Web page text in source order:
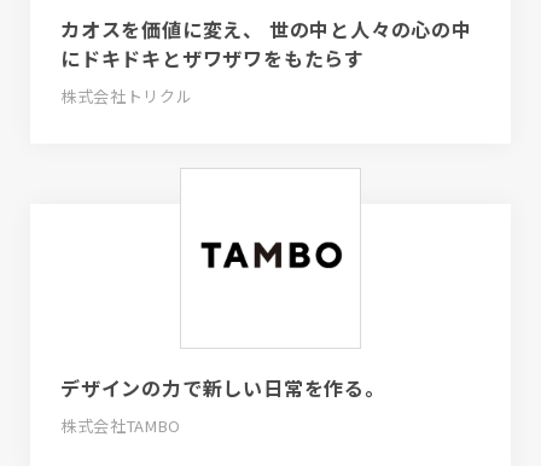
カオスを価値に変え、 世の中と人々の心の中
にドキドキとザワザワをもたらす
株式会社トリクル
デザインの力で新しい日常を作る。
株式会社TAMBO